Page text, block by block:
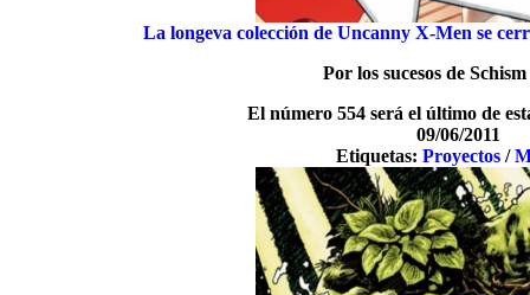
La longeva colección de Uncanny X-Men se
Por los sucesos de
El número 554 será el último de
09/06/2011
Etiquetas: Proyectos /